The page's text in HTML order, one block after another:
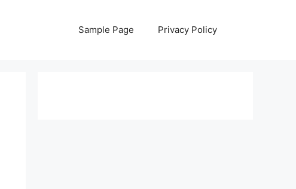
Sample Page Privacy Policy